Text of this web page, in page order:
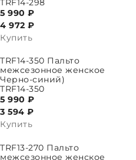
5 990 ₽
4 972 ₽
Купить
TRF14-350 Пальто
межсезонное женское
Черно-синий)
TRF14-350
5 990 ₽
3 594 ₽
Купить
ВЫБРАТЬ
TRF13-270 Пальто
межсезонное женское
ВЫБРАТЬ